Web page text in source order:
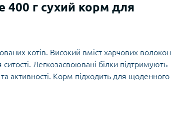
400 г сухий корм для
котів. Високий вміст харчових волокон
Легкозасвоювані білки підтримують
активності. Корм підходить для щоденного